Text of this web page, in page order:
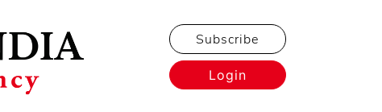
Subscribe
Login